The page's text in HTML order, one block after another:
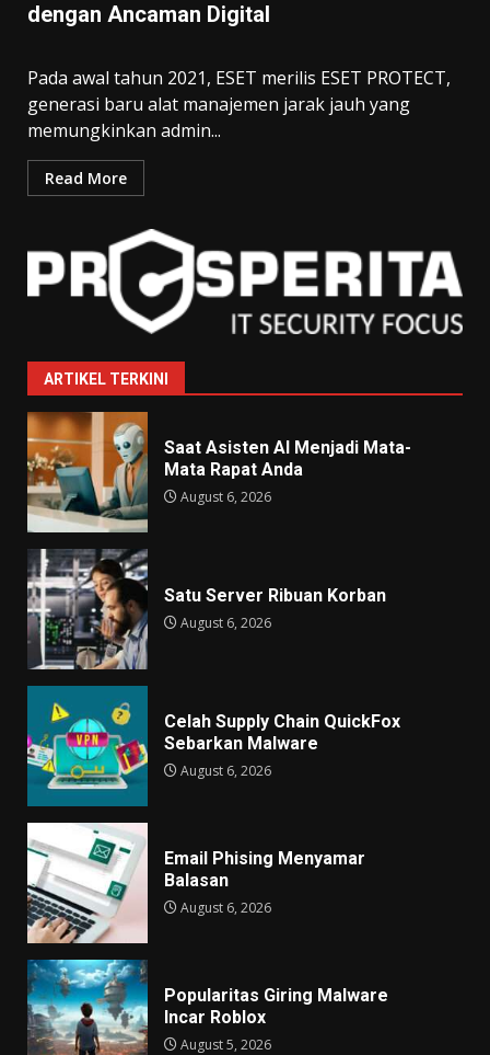
dengan Ancaman Digital
Pada awal tahun 2021, ESET merilis ESET PROTECT,
generasi baru alat manajemen jarak jauh yang
memungkinkan admin...
Read More
ARTIKEL TERKINI
Saat Asisten AI Menjadi Mata-
Mata Rapat Anda
August 6, 2026
Satu Server Ribuan Korban
August 6, 2026
Celah Supply Chain QuickFox
Sebarkan Malware
August 6, 2026
Email Phising Menyamar
Balasan
August 6, 2026
Popularitas Giring Malware
Incar Roblox
August 5, 2026